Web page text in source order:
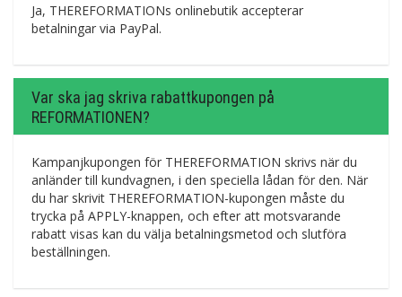
Ja, THEREFORMATIONs onlinebutik accepterar
betalningar via PayPal.
Var ska jag skriva rabattkupongen på
REFORMATIONEN?
Kampanjkupongen för THEREFORMATION skrivs när du
anländer till kundvagnen, i den speciella lådan för den. När
du har skrivit THEREFORMATION-kupongen måste du
trycka på APPLY-knappen, och efter att motsvarande
rabatt visas kan du välja betalningsmetod och slutföra
beställningen.